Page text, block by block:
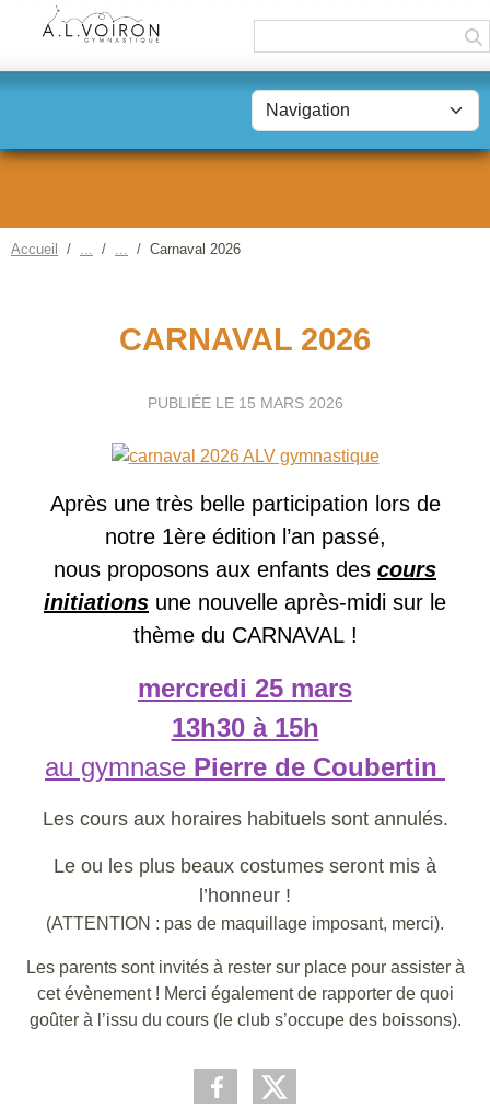
Accueil Carnaval 2026
CARNAVAL 2026
PUBLIÉE LE 15 MARS 2026
Après une très belle participation lors de
notre 1ère édition l’an passé,
nous proposons aux enfants des cours
initiations une nouvelle après-midi sur le
thème du CARNAVAL !
mercredi 25 mars
13h30 à 15h
au gymnase Pierre de Coubertin
Les cours aux horaires habituels sont annulés.
Le ou les plus beaux costumes seront mis à
l’honneur !
(ATTENTION : pas de maquillage imposant, merci).
Les parents sont invités à rester sur place pour assister à
cet évènement ! Merci également de rapporter de quoi
goûter à l’issu du cours (le club s’occupe des boissons).
Panneau de gestion des cookies